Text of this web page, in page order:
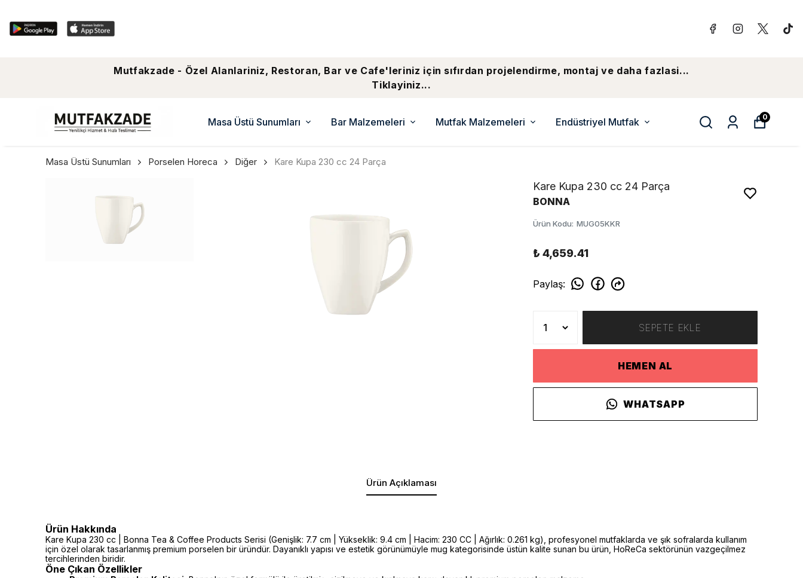
Mutfakzade - Özel Alanlariniz, Restoran, Bar ve Cafe'leriniz için sıfırdan projelendirme, montaj ve daha fazlasi...
Tiklayiniz...
Masa Üstü Sunumları Bar Malzemeleri Mutfak Malzemeleri Endüstriyel Mutfak 0
Masa Üstü Sunumları Porselen Horeca Diğer Kare Kupa 230 cc 24 Parça
Kare Kupa 230 cc 24 Parça
BONNA
Ürün Kodu: MUG05KKR
₺ 4,659.41
Paylaş:
SEPETE EKLE
HEMEN AL
WHATSAPP
Ürün Açıklaması
Ürün Hakkında
Kare Kupa 230 cc | Bonna Tea & Coffee Products Serisi (Genişlik: 7.7 cm | Yükseklik: 9.4 cm | Hacim: 230 CC | Ağırlık: 0.261 kg), profesyonel mutfaklarda ve şık sofralarda kullanım
için özel olarak tasarlanmış premium porselen bir üründür. Dayanıklı yapısı ve estetik görünümüyle mug kategorisinde üstün kalite sunan bu ürün, HoReCa sektörünün vazgeçilmez
tercihlerinden biridir.
Öne Çıkan Özellikler